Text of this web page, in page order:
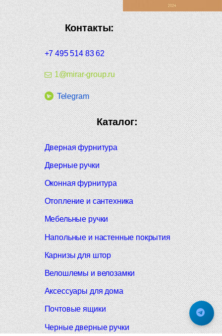
Контакты:
+7 495 514 83 62
1@mirar-group.ru
Telegram
Каталог:
Дверная фурнитура
Дверные ручки
Оконная фурнитура
Отопление и сантехника
Мебельные ручки
Напольные и настенные покрытия
Карнизы для штор
Велошлемы и велозамки
Аксессуары для дома
Почтовые ящики
Черные дверные ручки